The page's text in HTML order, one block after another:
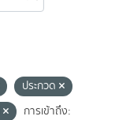
ประกวด
การเข้าถึง: